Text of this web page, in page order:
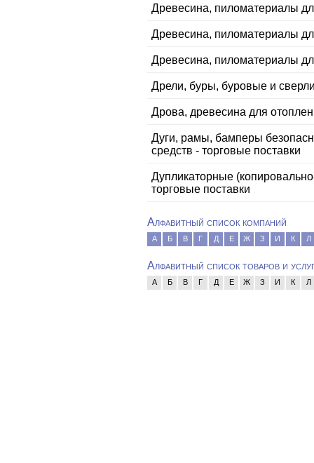
Древесина, пиломатериалы
Древесина, пиломатериалы
Древесина, пиломатериалы
Дрели, буры, буровые и
Дрова, древесина для
Дуги, рамы, бамперы
средств - торговые поставки
Дупликаторные
торговые поставки
Алфавитный список компаний
А Б В Г Д Е Ж З И К Л
Алфавитный список товаров и
А Б В Г Д Е Ж З И К Л